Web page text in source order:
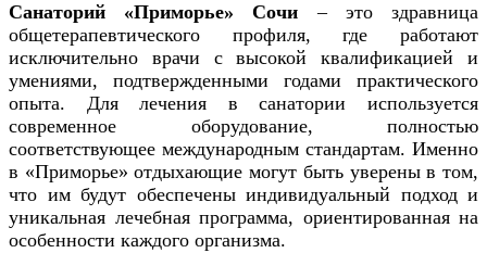
Санаторий «Приморье» Сочи– это здравница
общетерапевтического профиля, где работают
исключительно врачи с высокой квалификацией и
умениями, подтвержденными годами практического
опыта. Для лечения в санатории используется
современное оборудование, полностью
соответствующее международным стандартам. Именно
в «Приморье» отдыхающие могут быть уверены в том,
что им будут обеспечены индивидуальный подход и
уникальная лечебная программа, ориентированная на
особенности каждого организма.